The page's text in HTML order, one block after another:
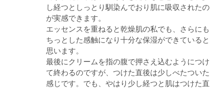
し経つとしっとり馴染んでおり肌に吸収されたの
が実感できます。
エッセンスを重ねると乾燥肌の私でも、さらにも
ちっとした感触になり十分な保湿ができていると
思います。
最後にクリームを指の腹で押さえ込むようにつけ
て終わるのですが、つけた直後は少しべたついた
感じです。でも、やはり少し経つと肌はつけた直